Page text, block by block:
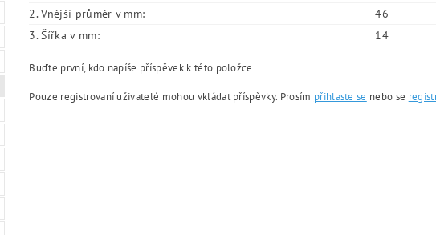
2. Vnější průměr v mm:
46
3. Šířka v mm:
14
Buďte první, kdo napíše příspěvek k této položce.
Pouze registrovaní uživatelé mohou vkládat příspěvky. Prosím přihlaste se nebo se